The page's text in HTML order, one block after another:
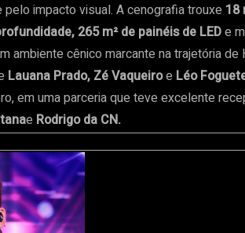
impacto visual. A cenografia trouxe 18
265 m² de painéis de LEDe
ambiente cênico marcante na trajetória
Lauana Prado, Zé Vaqueiroe Léo
em uma parceria que teve excelente
e Rodrigo da CN.